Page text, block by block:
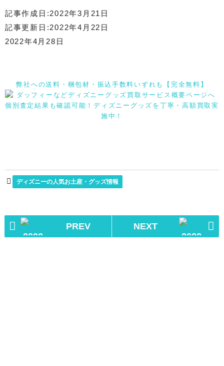
記事作成日:2022年3月21日
記事更新日:2022年4月22日
2022年4月28日
弊社への送料・梱包材・振込手数料いずれも【完全無料】
個別査定結果も確認可能！ディズニーグッズを丁寧・高額買取実
施中！
ディズニーの人気お土産・グッズ情報
PREV NEXT